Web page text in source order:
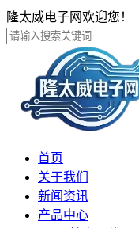
隆太威电子网欢迎您！
首页
关于我们
新闻资讯
产品中心